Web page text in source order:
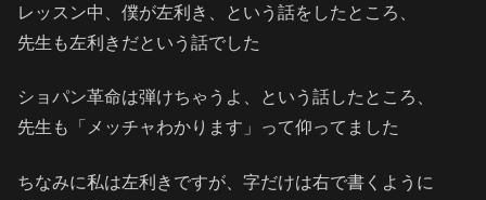
レッスン中、僕が左利き、という話をしたところ、
先生も左利きだという話でした
ショパン革命は弾けちゃうよ、という話したところ、
先生も「メッチャわかります」って仰ってました
ちなみに私は左利きですが、字だけは右で書くように